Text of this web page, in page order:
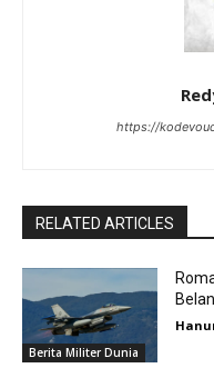
https://
RELATED ARTICLES
Berita Militer Dunia